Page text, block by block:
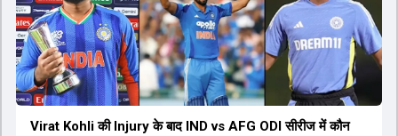
Virat Kohli की Injury के बाद IND vs AFG ODI सीरीज में कौन